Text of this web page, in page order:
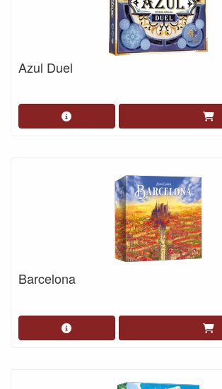
Azul Duel
Barcelona